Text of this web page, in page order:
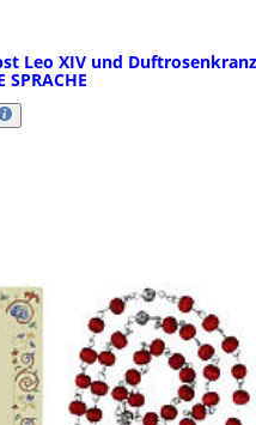
Leo XIV und Duftrosenkranz